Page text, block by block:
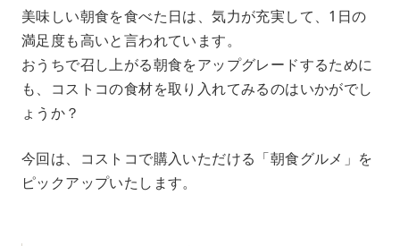
美味しい朝食を食べた日は、気力が充実して、1日の
満足度も高いと言われています。
おうちで召し上がる朝食をアップグレードするために
も、コストコの食材を取り入れてみるのはいかがでし
ょうか？
今回は、コストコで購入いただける「朝食グルメ」を
ピックアップいたします。